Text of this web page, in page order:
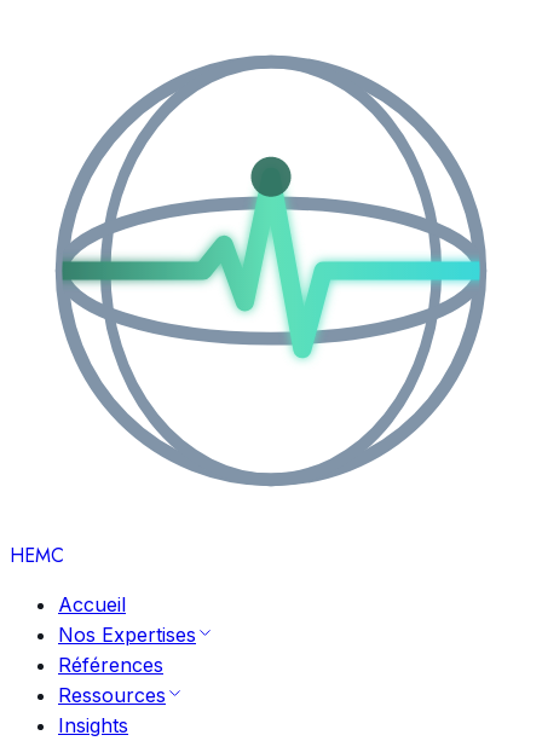
HEMC
Accueil
Nos Expertises
Références
Ressources
Insights